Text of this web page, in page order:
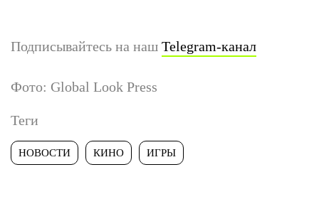
Подписывайтесь на наш Telegram-канал
Фото: Global Look Press
Теги
НОВОСТИ КИНО ИГРЫ